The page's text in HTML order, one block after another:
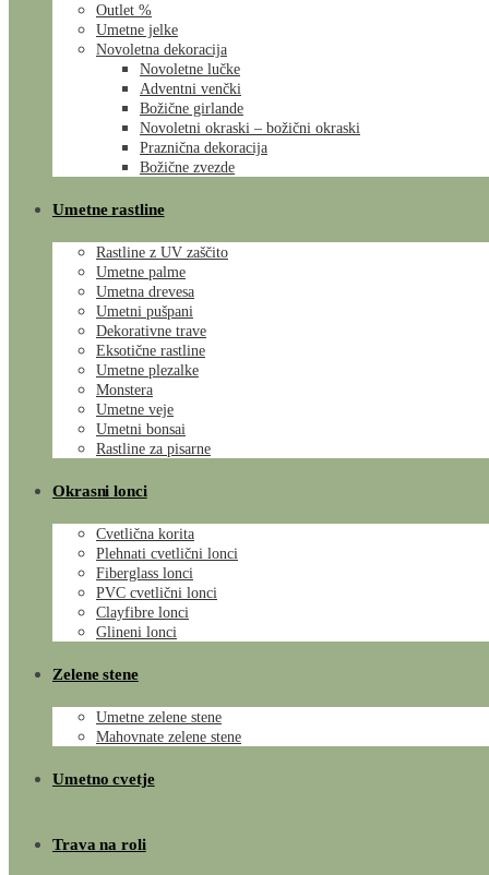
Outlet %
Umetne jelke
Novoletna dekoracija
Novoletne lučke
Adventni venčki
Božične girlande
Novoletni okraski – božični okraski
Praznična dekoracija
Božične zvezde
Umetne rastline
Rastline z UV zaščito
Umetne palme
Umetna drevesa
Umetni pušpani
Dekorativne trave
Eksotične rastline
Umetne plezalke
Monstera
Umetne veje
Umetni bonsai
Rastline za pisarne
Okrasni lonci
Cvetlična korita
Plehnati cvetlični lonci
Fiberglass lonci
PVC cvetlični lonci
Clayfibre lonci
Glineni lonci
Zelene stene
Umetne zelene stene
Mahovnate zelene stene
Umetno cvetje
Trava na roli